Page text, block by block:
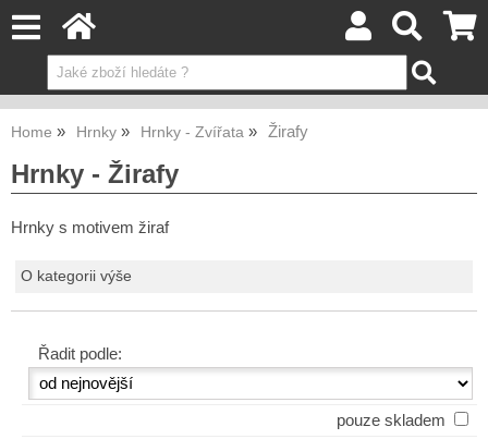
Home Hrnky Hrnky - Zvířata Žirafy
Hrnky - Žirafy
Hrnky s motivem žiraf
O kategorii výše
Řadit podle:
pouze skladem